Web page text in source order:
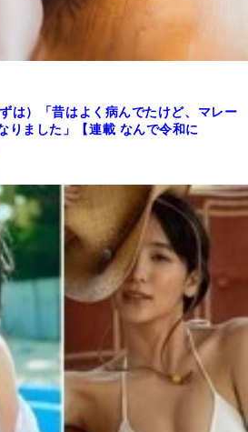
は）「昔はよく病んでたけど、マレー
りました」【連載 なんで令和に